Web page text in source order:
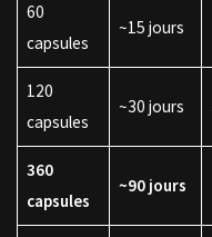
60
capsules
~15 jours
120
capsules
~30 jours
360
capsules
~90 jours